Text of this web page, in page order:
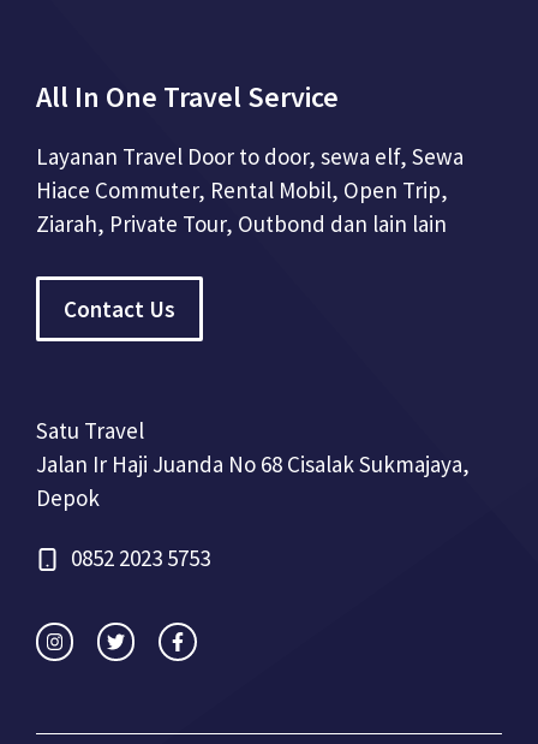
All In One Travel Service
Layanan Travel Door to door, sewa elf, Sewa
Hiace Commuter, Rental Mobil, Open Trip,
Ziarah, Private Tour, Outbond dan lain lain
Contact Us
Satu Travel
Jalan Ir Haji Juanda No 68 Cisalak Sukmajaya,
Depok
0852 2023 5753